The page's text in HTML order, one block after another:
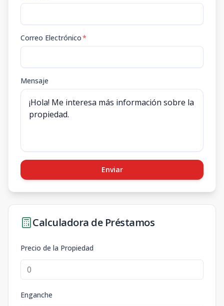
Correo Electrónico*
Mensaje
Enviar
Calculadora de Préstamos
Precio de la Propiedad
Enganche